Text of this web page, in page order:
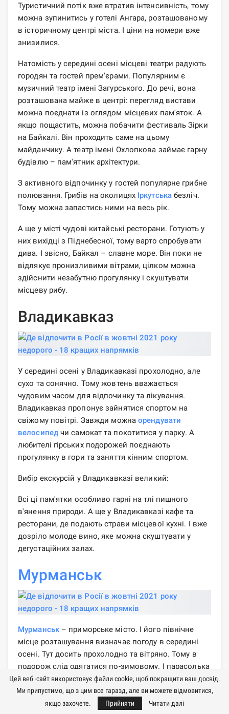
Туристичний потік вже втратив інтенсивність, тому
можна зупинитись у готелі Ангара, розташованому
в історичному центрі міста. І ціни на номери вже
знизилися.
Натомість у середині осені місцеві театри радують
городян та гостей прем'єрами. Популярним є
музичний театр імені Загурського. До речі, вона
розташована майже в центрі: перегляд вистави
можна поєднати із оглядом місцевих пам'яток. А
якщо пощастить, можна побачити фестиваль Зірки
на Байкалі. Він проходить саме на цьому
майданчику. А театр імені Охлопкова займає гарну
будівлю – пам'ятник архітектури.
З активного відпочинку у гостей популярне грибне
полювання. Грибів на околицях Іркутськабезліч.
Тому можна запастись ними на весь рік.
А ще у місті чудові китайські ресторани. Готують у
них вихідці з Піднебесної, тому варто спробувати
дива. І звісно, ​​Байкал – славне море. Він поки не
відлякує пронизливими вітрами, цілком можна
здійснити незабутню прогулянку і скуштувати
місцеву рибу.
Владикавказ
У середині осені у Владикавказі прохолодно, але
сухо та сонячно. Тому жовтень вважається
чудовим часом для відпочинку та лікування.
Владикавказ пропонує зайнятися спортом на
свіжому повітрі. Завжди можна орендувати
велосипедчи самокат та покотитися у парку. А
любителі гірських подорожей поєднають
прогулянку в гори та заняття кінним спортом.
Вибір екскурсій у Владикавказі великий:
Всі ці пам'ятки особливо гарні на тлі пишного
в'янення природи. А ще у Владикавказі кафе та
ресторани, де подають страви місцевої кухні. І вже
дозріло молоде вино, яке можна скуштувати у
дегустаційних залах.
Мурманськ
Мурманськ– приморське місто. І його північне
місце розташування визначає погоду в середині
осені. Тут досить прохолодно та вітряно. Тому в
подорож слід одягатися по-зимовому. І парасолька
у багажі зовсім не завадить.
Вітер, що постійно дме з Баренцева моря, посилює
відчуття холоду, тому навряд чи вдасться багато
Цей веб -сайт використовує файли cookie, щоб покращити ваш досвід.
Ми припустимо, що з цим все гаразд, але ви можете відмовитися,
якщо захочете.
Прийняти Читати далі